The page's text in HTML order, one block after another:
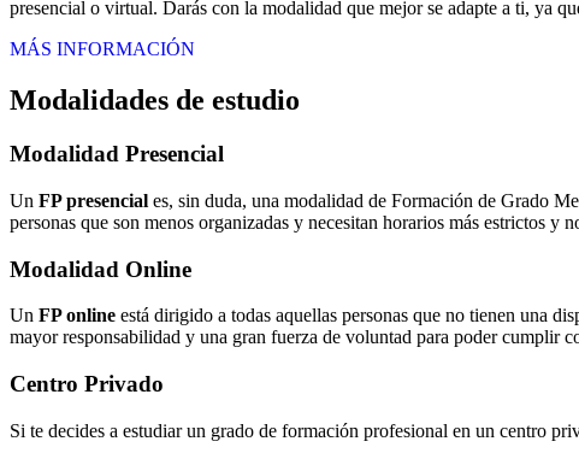
presencial o virtual. Darás con la modalidad que mejor se adapte a ti, ya
MÁS INFORMACIÓN
Modalidades de estudio
Modalidad Presencial
Un FP presencial es, sin duda, una modalidad de Formación de Grado
personas que son menos organizadas y necesitan horarios más estrictos y
Modalidad Online
Un FP online está dirigido a todas aquellas personas que no tienen una
mayor responsabilidad y una gran fuerza de voluntad para poder cumplir
Centro Privado
Si te decides a estudiar un grado de formación profesional en un centro